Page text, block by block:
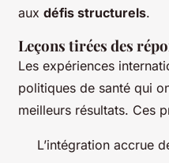
aux défis structurels.
Leçons tirées des
Les expériences
politiques de santé qui
meilleurs résultats. Ces
L’intégration accrue